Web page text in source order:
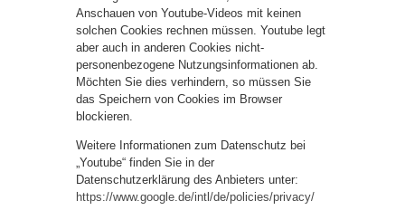
Anschauen von Youtube-Videos mit keinen
solchen Cookies rechnen müssen. Youtube legt
aber auch in anderen Cookies nicht-
personenbezogene Nutzungsinformationen ab.
Möchten Sie dies verhindern, so müssen Sie
das Speichern von Cookies im Browser
blockieren.
Weitere Informationen zum Datenschutz bei
„Youtube“ finden Sie in der
Datenschutzerklärung des Anbieters unter:
https://www.google.de/intl/de/policies/privacy/